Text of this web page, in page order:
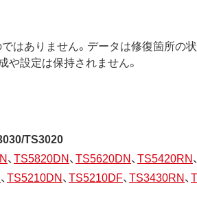
はありません。データは修復箇所の
や設定は保持されません。
TS3020
、 TS5820DN、 TS5620DN、 TS5420RN、
、 TS5210DN、 TS5210DF、 TS3430RN、